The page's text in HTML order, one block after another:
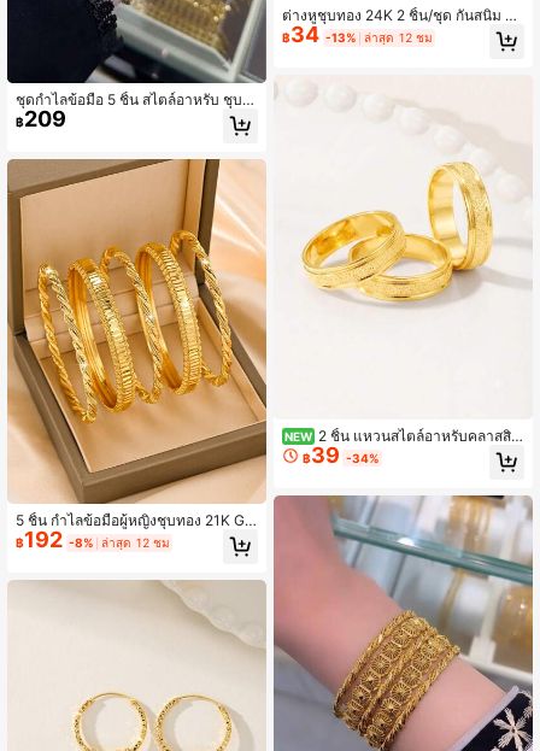
ชุดกำไลข้อมือ 5 ชิ้น สไตล์อาหรับ ชุบท
อง 22k ลายเชือกและแผ่นเรียบขัดเงา
สำหรับผู้หญิง ใส่ได้ทุกวันและในโอกาส
฿209
5 ชิ้น กำไลข้อมือผู้หญิงชุบทอง 21K Go
wash Banajel ทนสนิม ทางเลือกทอง 2
1K เครื่องประดับผู้หญิงซาอุดีอาระเบีย
฿192 -8% ล่าสุด 12 ชม
ต่างหูชุบทอง 24K 2 ชิ้น/ชุด กันสนิม ทอ
ง 24K ทางเลือก ลายดาวกลวงสลัก สไต
ล์ซาอุดีอาระเบียดูไบ เครื่องประดับหรูห
฿34 -13% ล่าสุด 12 ชม
NEW 2 ชิ้น แหวนสไตล์อาหรับคลาสสิก
ชุบทอง 21K ผิวด้าน เงา ขัดเงา กรอบซ้
อนได้ สำหรับผู้หญิง เหมาะสำหรับเทศก
฿39 -34%